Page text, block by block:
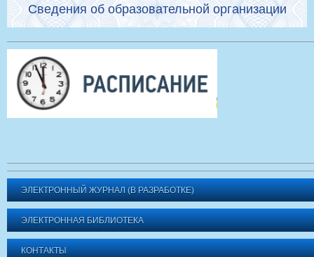
Сведения об образовательной организации
ЭЛЕКТРОННЫЙ ЖУРНАЛ (В РАЗРАБОТКЕ)
ЭЛЕКТРОННАЯ БИБЛИОТЕКА
КОНТАКТЫ